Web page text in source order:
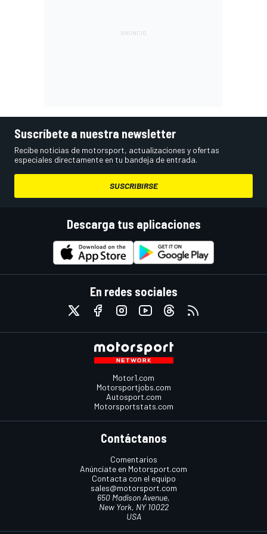
Suscríbete a nuestra newsletter
Recibe noticias de motorsport, actualizaciones y ofertas
especiales directamente en tu bandeja de entrada.
SUSCRIBIRSE
Descarga tus aplicaciones
En redes sociales
Motor1.com
Motorsportjobs.com
Autosport.com
Motorsportstats.com
Contáctanos
Comentarios
Anúnciate en Motorsport.com
Contacta con el equipo
sales@motorsport.com
650 Madison Avenue,
New York, NY 10022
USA